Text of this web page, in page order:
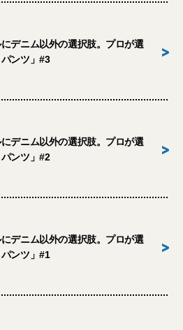
デニム以外の選択肢。プロが選
ンツ」#3
>
デニム以外の選択肢。プロが選
ンツ」#2
>
デニム以外の選択肢。プロが選
ンツ」#1
>